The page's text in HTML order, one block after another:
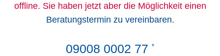
offline. Sie haben jetzt aber die Möglichkeit einen
Beratungstermin zu vereinbaren.
09008 0002 77 *